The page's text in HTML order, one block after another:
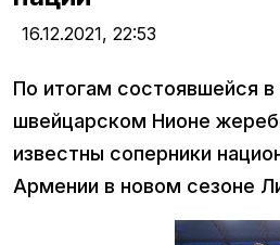
16.12.2021, 22:53
По итогам состоявшейся в
швейцарском Нионе
известны соперники
Армении в новом сезоне